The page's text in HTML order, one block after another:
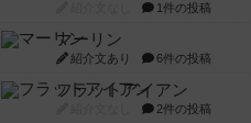
1件の投稿
マーリン
紹介文あり 6件の投稿
フラットアイアン
2件の投稿